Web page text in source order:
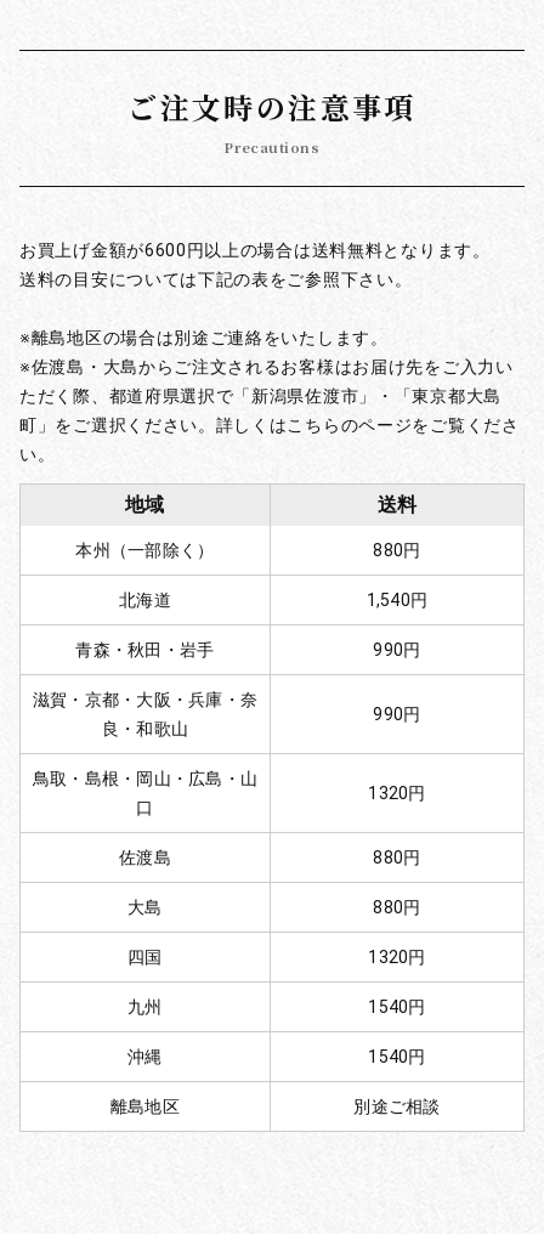
ご注文時の注意事項
Precautions
お買上げ金額が6600円以上の場合は送料無料となります。
送料の目安については下記の表をご参照下さい。
※離島地区の場合は別途ご連絡をいたします。
※佐渡島・大島からご注文されるお客様はお届け先をご入力い
ただく際、都道府県選択で「新潟県佐渡市」・「東京都大島
町」をご選択ください。詳しくはこちらのページをご覧くださ
い。
地域 送料
本州（一部除く） 880円
北海道 1,540円
青森・秋田・岩手 990円
滋賀・京都・大阪・兵庫・奈
良・和歌山
990円
鳥取・島根・岡山・広島・山
口
1320円
佐渡島 880円
大島 880円
四国 1320円
九州 1540円
沖縄 1540円
離島地区 別途ご相談